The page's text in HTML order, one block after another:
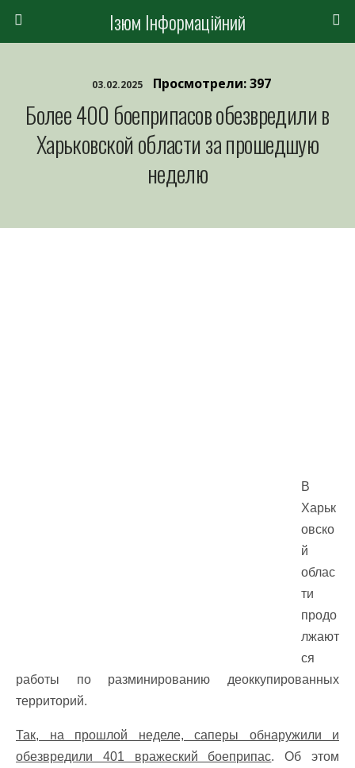
Ізюм Інформаційний
03.02.2025 Просмотрели: 397
Более 400 боеприпасов обезвредили в
Харьковской области за прошедшую
неделю
В
Харьк
овско
й
облас
ти
продо
лжают
ся
работы по разминированию деоккупированных
территорий.
Так, на прошлой неделе, саперы обнаружили и
обезвредили 401 вражеский боеприпас. Об этом